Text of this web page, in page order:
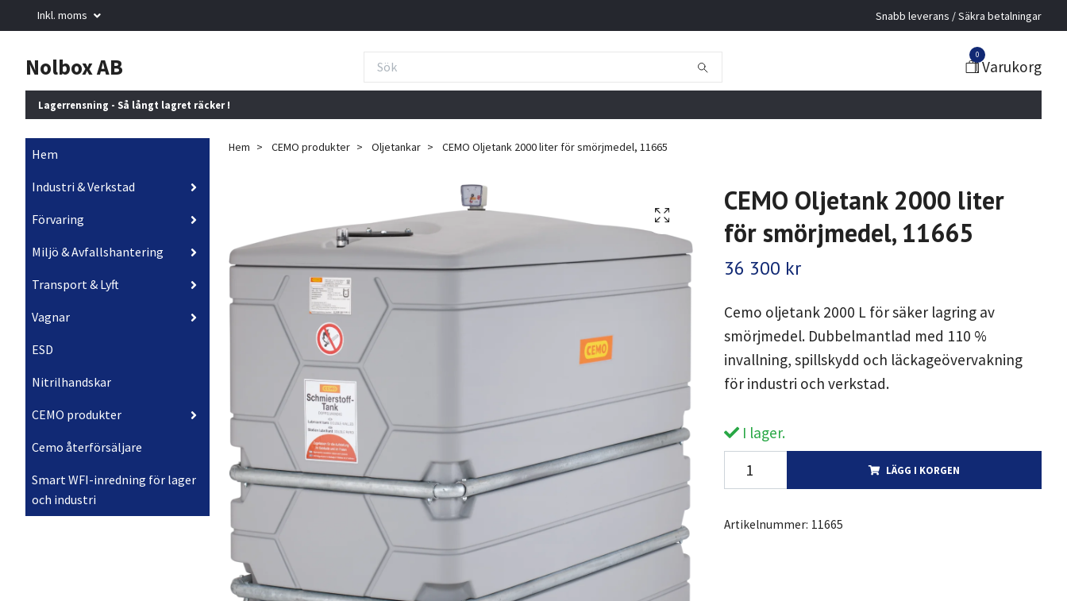
Inkl. moms Snabb leverans / Säkra betalningar
Nolbox AB 0
Varukorg
Lagerrensning - Så långt lagret räcker !
Hem
Industri & Verkstad
Förvaring
Miljö & Avfallshantering
Transport & Lyft
Vagnar
ESD
Nitrilhandskar
CEMO produkter
Cemo återförsäljare
Smart WFI-inredning för lager
och industri
Hem CEMO produkter Oljetankar CEMO Oljetank 2000 liter för smörjmedel, 11665
CEMO Oljetank 2000 liter
för smörjmedel, 11665
36 300 kr
Cemo oljetank 2000 L för säker lagring av
smörjmedel. Dubbelmantlad med 110 %
invallning, spillskydd och läckageövervakning
för industri och verkstad.
I lager.
LÄGG I KORGEN
Artikelnummer: 11665